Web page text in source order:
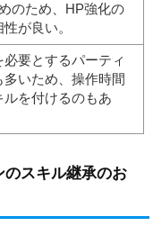
のため、HP強化の
が良い。
必要とするパーティ
いため、操作時間
を付けるのもあ
のスキル継承のお